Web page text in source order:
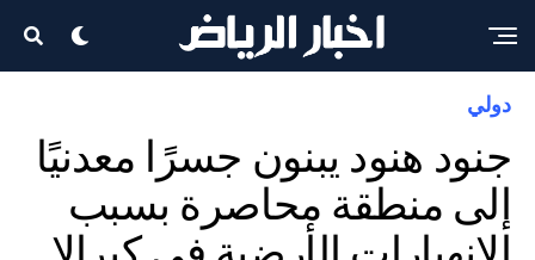
دولي
جنود هنود يبنون جسرًا معدنيًا
إلى منطقة محاصرة بسبب